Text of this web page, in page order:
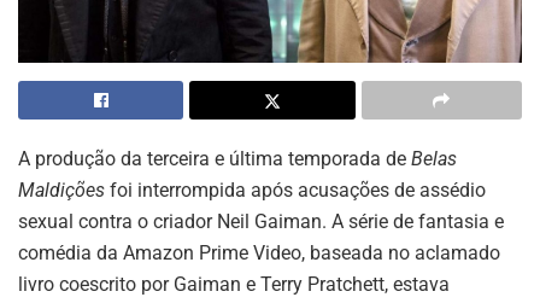
A produção da terceira e última temporada de Belas
Maldições foi interrompida após acusações de assédio
sexual contra o criador Neil Gaiman. A série de fantasia e
comédia da Amazon Prime Video, baseada no aclamado
livro coescrito por Gaiman e Terry Pratchett, estava